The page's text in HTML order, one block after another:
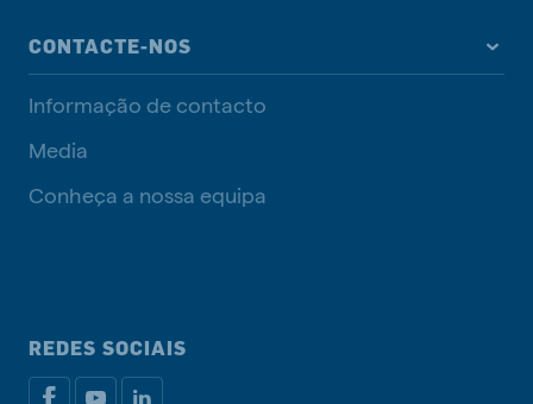
CONTACTE-NOS
Informação de contacto
Media
Conheça a nossa equipa
REDES SOCIAIS